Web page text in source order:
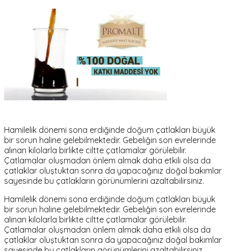
Hamilelik dönemi sona erdiğinde doğum çatlakları büyük
bir sorun haline gelebilmektedir. Gebeliğin son evrelerinde
alınan kilolarla birlikte ciltte çatlamalar görülebilir.
Çatlamalar oluşmadan önlem almak daha etkili olsa da
çatlaklar oluştuktan sonra da yapacağınız doğal bakımlar
sayesinde bu çatlakların görünümlerini azaltabilirsiniz.
Hamilelik dönemi sona erdiğinde doğum çatlakları büyük
bir sorun haline gelebilmektedir. Gebeliğin son evrelerinde
alınan kilolarla birlikte ciltte çatlamalar görülebilir.
Çatlamalar oluşmadan önlem almak daha etkili olsa da
çatlaklar oluştuktan sonra da yapacağınız doğal bakımlar